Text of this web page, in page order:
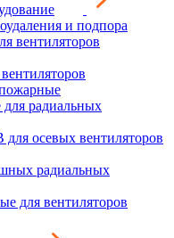
и подпора
вентиляторов
радиальных
осевых вентиляторов
радиальных
для вентиляторов